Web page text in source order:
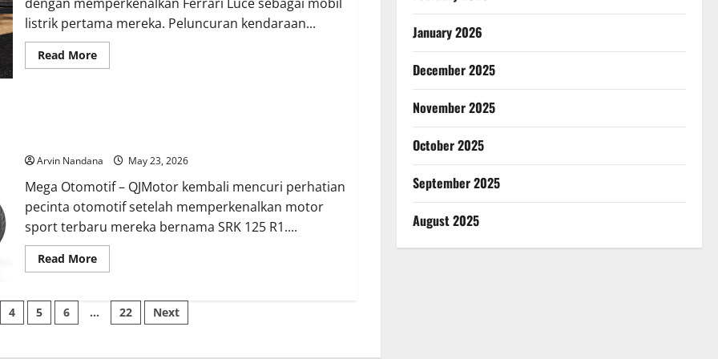
listrik pertama mereka. Peluncuran kendaraan...
Read MoreRead
more
Mobil
Listrik
Ferrari
Dimulai
Arvin Nandana May 23, 2026
Mega Otomotif – QJMotor kembali mencuri perhatian
pecinta otomotif setelah memperkenalkan motor
sport terbaru mereka bernama SRK 125 R1....
Read MoreRead
more
SRK
125
4 5 6 … 22 Next
January 2026
December 2025
November 2025
October 2025
September 2025
August 2025